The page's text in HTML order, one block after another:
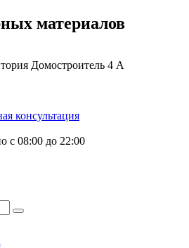
материалов
Домостроитель 4 А
консультация
с 08:00 до 22:00